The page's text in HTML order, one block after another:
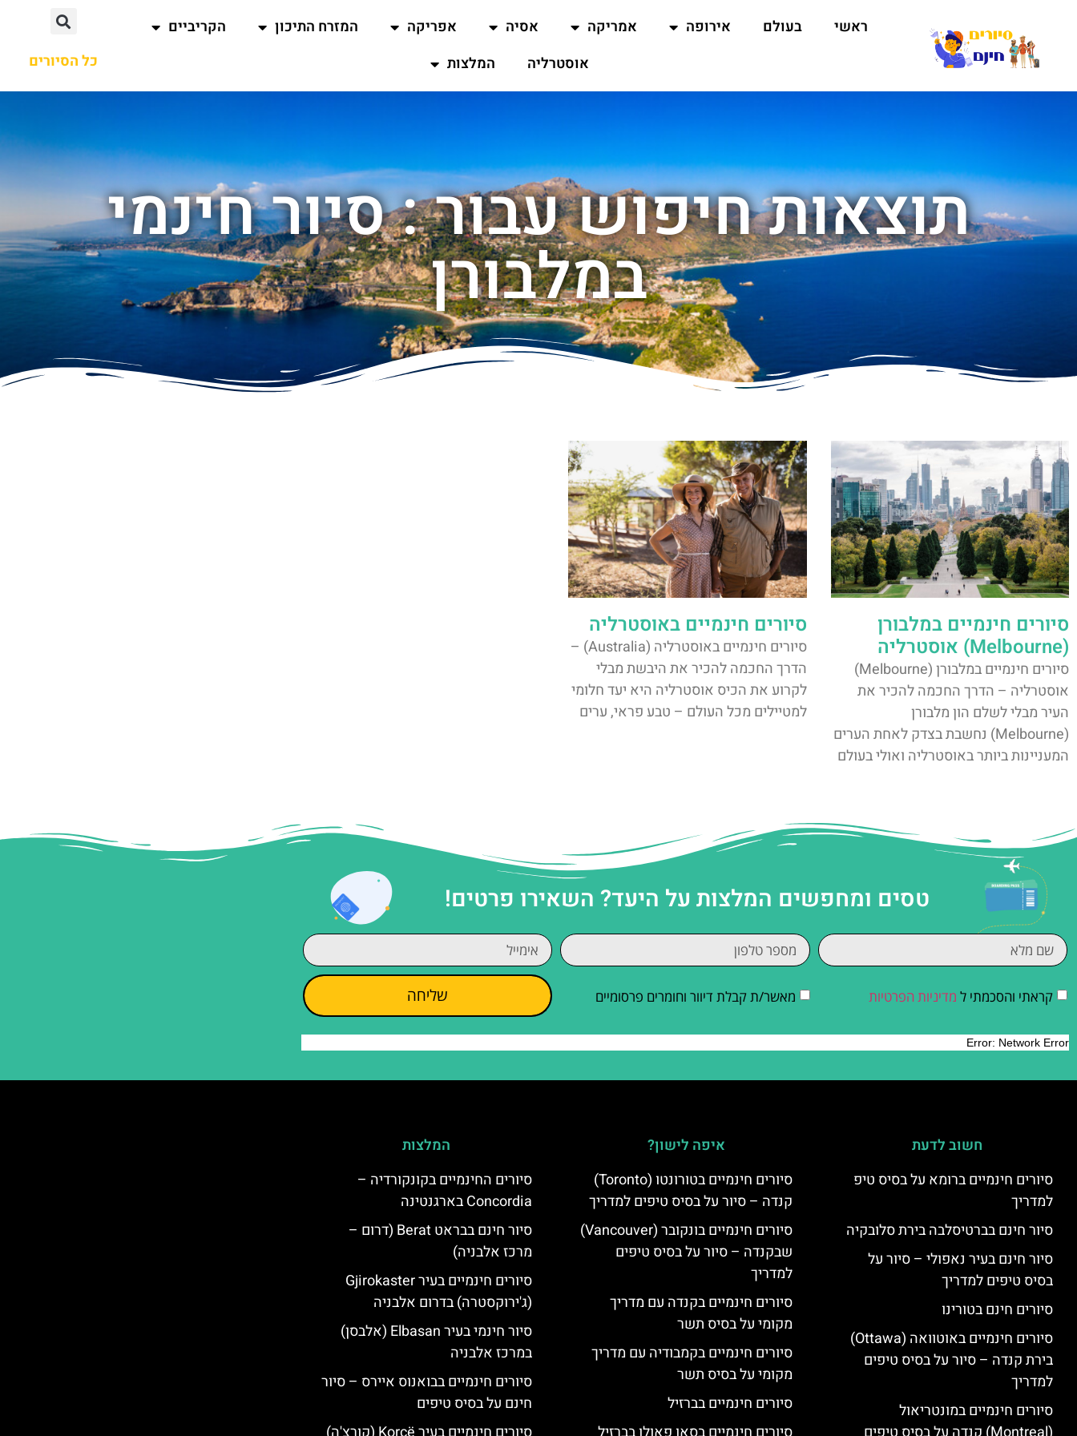
ראשי בעולם אירופה אמריקה אסיה אפריקה המזרח התיכון
הקריביים
אוסטרליה
המלצות כל הסיורים
תוצאות חיפוש עבור : סיור חינמי
במלבורן
סיורים חינמיים במלבורן
(Melbourne) אוסטרליה
סיורים חינמיים במלבורן (Melbourne)
אוסטרליה – הדרך החכמה להכיר את
העיר מבלי לשלם הון מלבורן
(Melbourne) נחשבת בצדק לאחת הערים
המעניינות ביותר באוסטרליה ואולי בעולם
סיורים חינמיים באוסטרליה
סיורים חינמיים באוסטרליה (Australia) –
הדרך החכמה להכיר את היבשת מבלי
לקרוע את הכיס אוסטרליה היא יעד חלומי
למטיילים מכל העולם – טבע פראי, ערים
טסים ומחפשים המלצות על היעד? השאירו פרטים!
קראתי והסכמתי ל מדיניות הפרטיות מאשר/ת קבלת דיוור וחומרים פרסומיים שליחה
חשוב לדעת
סיורים חינמיים ברומא על בסיס טיפ
למדריך
סיור חינם בברטיסלבה בירת סלובקיה
סיור חינם בעיר נאפולי – סיור על
בסיס טיפים למדריך
סיורים חינם בטורינו
סיורים חינמיים באוטוואה (Ottawa)
בירת קנדה – סיור על בסיס טיפים
למדריך
סיורים חינמיים במונטריאול
איפה לישון?
סיורים חינמיים בטורונטו (Toronto)
קנדה – סיור על בסיס טיפים למדריך
סיורים חינמיים בונקובר (Vancouver)
שבקנדה – סיור על בסיס טיפים
למדריך
סיורים חינמיים בקנדה עם מדריך
מקומי על בסיס תשר
סיורים חינמיים בקמבודיה עם מדריך
מקומי על בסיס תשר
סיורים חינמיים בברזיל
המלצות
סיורים החינמיים בקונקורדיה –
Concordia בארגנטינה
סיור חינם בבראט Berat (דרום –
מרכז אלבניה)
סיורים חינמיים בעיר Gjirokaster
(ג'ירוקסטרה) בדרום אלבניה
סיור חינמי בעיר Elbasan (אלבסן)
במרכז אלבניה
סיורים חינמיים בבואנוס איירס – סיור
חינם על בסיס טיפים